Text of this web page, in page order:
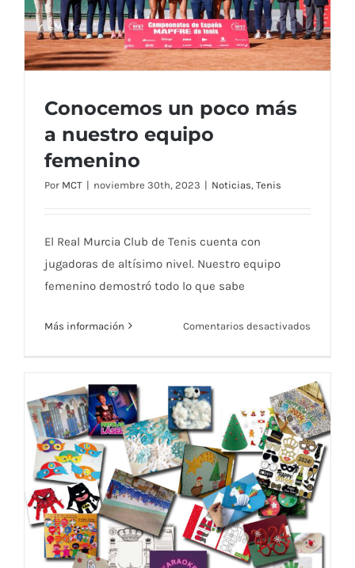
Conocemos un poco más a nuestro
equipo femenino
Conocemos un poco más
a nuestro equipo
femenino
Por MCT | noviembre 30th, 2023 | Noticias, Tenis
El Real Murcia Club de Tenis cuenta con
jugadoras de altísimo nivel. Nuestro equipo
femenino demostró todo lo que sabe
Más información Comentarios desactivados
poco
más
a
nuestro
equipo
femenino